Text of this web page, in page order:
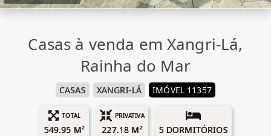
Casas à venda em Xangri-Lá,
Rainha do Mar
CASAS XANGRI-LÁ IMÓVEL 11357
TOTAL
549.95 M²
PRIVATIVA
227.18 M² 5 DORMITÓRIOS